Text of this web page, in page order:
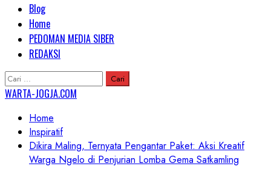
Primary
Menu
Blog
Home
PEDOMAN MEDIA SIBER
REDAKSI
Cari
untuk:
WARTA-JOGJA.COM
Home
Inspiratif
Dikira Maling, Ternyata Pengantar Paket: Aksi Kreatif
Warga Ngelo di Penjurian Lomba Gema Satkamling